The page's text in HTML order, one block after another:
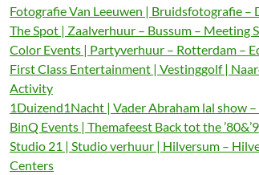
Fotografie Van Leeuwen | Bruidsfotografie –
The Spot | Zaalverhuur – Bussum – Meeting
Color Events | Partyverhuur – Rotterdam –
First Class Entertainment | Vestinggolf |
Activity
1Duizend1Nacht | Vader Abraham lal show –
BinQ Events | Themafeest Back tot the
Studio 21 | Studio verhuur | Hilversum –
Centers